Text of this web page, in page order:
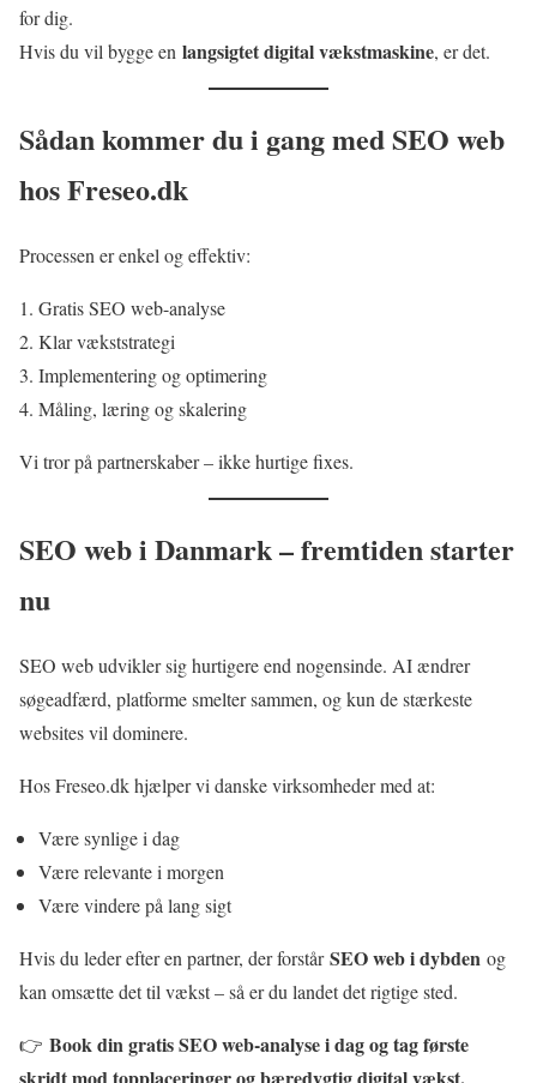
for dig.
Hvis du vil bygge en langsigtet digital vækstmaskine, er det.
Sådan kommer du i gang med SEO web
hos Freseo.dk
Processen er enkel og effektiv:
Gratis SEO web-analyse
Klar vækststrategi
Implementering og optimering
Måling, læring og skalering
Vi tror på partnerskaber – ikke hurtige fixes.
SEO web i Danmark – fremtiden starter
nu
SEO web udvikler sig hurtigere end nogensinde. AI ændrer
søgeadfærd, platforme smelter sammen, og kun de stærkeste
websites vil dominere.
Hos Freseo.dk hjælper vi danske virksomheder med at:
Være synlige i dag
Være relevante i morgen
Være vindere på lang sigt
Hvis du leder efter en partner, der forstårSEO web i dybden og
kan omsætte det til vækst – så er du landet det rigtige sted.
👉 Book din gratis SEO web-analyse i dag og tag første